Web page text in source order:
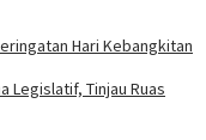
Hari Kebangkitan
Legislatif, Tinjau Ruas